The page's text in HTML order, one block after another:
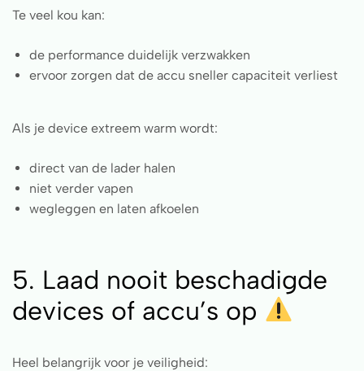
Te veel kou kan:
de performance duidelijk verzwakken
ervoor zorgen dat de accu sneller capaciteit verliest
Als je device extreem warm wordt:
direct van de lader halen
niet verder vapen
wegleggen en laten afkoelen
5. Laad nooit beschadigde
devices of accu’s op
Heel belangrijk voor je veiligheid: